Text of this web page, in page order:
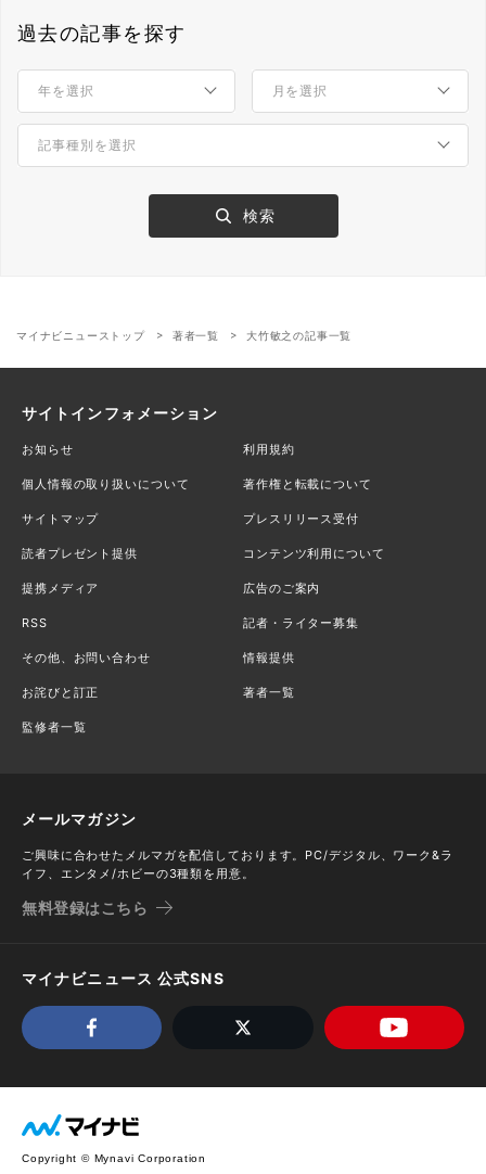
過去の記事を探す
マイナビニューストップ 著者一覧 大竹敏之の記事一覧
サイトインフォメーション
お知らせ 利用規約
個人情報の取り扱いについて 著作権と転載について
サイトマップ プレスリリース受付
読者プレゼント提供 コンテンツ利用について
提携メディア 広告のご案内
RSS 記者・ライター募集
その他、お問い合わせ 情報提供
お詫びと訂正 著者一覧
監修者一覧
メールマガジン
ご興味に合わせたメルマガを配信しております。PC/デジタル、ワーク&ラ
イフ、エンタメ/ホビーの3種類を用意。
無料登録はこちら
マイナビニュース 公式SNS
Copyright © Mynavi Corporation